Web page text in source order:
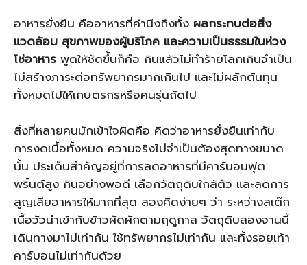
อาหารยั่งยืน คืออาหารที่คำนึงถึงทั้ง ผลกระทบต่อสิ่ง
แวดล้อม สุขภาพของผู้บริโภค และความเป็นธรรมในห่วง
โซ่อาหาร พูดให้ชัดขึ้นก็คือ กินแล้วไม่ทำร้ายโลกเกินจำเป็น
ไม่สร้างภาระต่อทรัพยากรมากเกินไป และไม่ผลักต้นทุน
ทั้งหมดไปให้เกษตรกรหรือคนรุ่นถัดไป
สิ่งที่หลายคนมักเข้าใจผิดคือ คิดว่าอาหารยั่งยืนเท่ากับ
การงดเนื้อทั้งหมด ความจริงไม่จำเป็นต้องสุดทางขนาด
นั้น ประเด็นสำคัญอยู่ที่การลดอาหารที่มีคาร์บอนฟุต
พริ้นต์สูง กินอย่างพอดี เลือกวัตถุดิบใกล้ตัว และลดการ
สูญเสียอาหารให้มากที่สุด ลองคิดง่ายๆ ว่า ระหว่างสเต๊ก
เนื้อวัวนำเข้ากับข้าวผัดผักตามฤดูกาล วัตถุดิบสองจานนี้
เดินทางมาไม่เท่ากัน ใช้ทรัพยากรไม่เท่ากัน และทิ้งรอยเท้า
คาร์บอนไม่เท่ากันด้วย